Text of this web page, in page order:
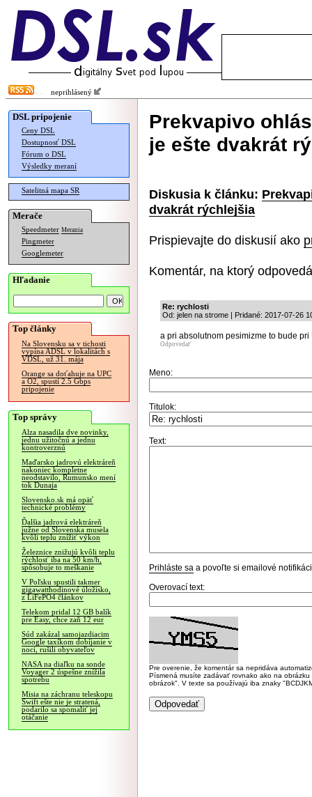
neprihlásený
DSL pripojenie
Ceny DSL
Dostupnosť DSL
Fórum o DSL
Výsledky meraní
Satelitná mapa SR
Merače
Speedmeter Merania
Pingmeter
Googlemeter
Hľadanie
Top články
Na Slovensku sa v tichosti
vypína ADSL v lokalitách s
VDSL, už 31. mája
Orange sa doťahuje na UPC
a O2, spustí 2.5 Gbps
pripojenie
Top správy
Alza nasadila dve novinky,
jednu užitočnú a jednu
kontroverznú
Maďarsko jadrovú elektráreň
nakoniec kompletne
neodstavilo, Rumunsko mení
tok Dunaja
Slovensko.sk má opäť
technické problémy
Ďalšia jadrová elektráreň
južne od Slovenska musela
kvôli teplu znížiť výkon
Železnice znižujú kvôli teplu
rýchlosť iba na 50 km/h,
spôsobuje to meškanie
V Poľsku spustili takmer
gigawatthodinové úložisko,
z LiFePO4 článkov
Telekom pridal 12 GB balík
pre Easy, chce zaň 12 eur
Súd zakázal samojazdiacim
Google taxíkom dobíjanie v
noci, rušili obyvateľov
NASA na diaľku na sonde
Voyager 2 úspešne znížila
spotrebu
Misia na záchranu teleskopu
Swift ešte nie je stratená,
podarilo sa spomaliť jej
otáčanie
Prekvapivo
je ešte dvakrát
Diskusia k článku:
dvakrát rýchlejšia
Prispievajte do diskusií ako
Komentár, na ktorý
Re: rychlosti
Od: jelen na strome | Pridané: 2017-07-26
a pri absolutnom pesimizme to bude pri
Odpovedať
Meno:
Titulok:
Text:
Prihláste sa a povoľte si emailové
Overovací text:
Pre overenie, že komentár sa nepridáva
Písmená musíte zadávať rovnako ako na
obrázok". V texte sa používajú iba znaky